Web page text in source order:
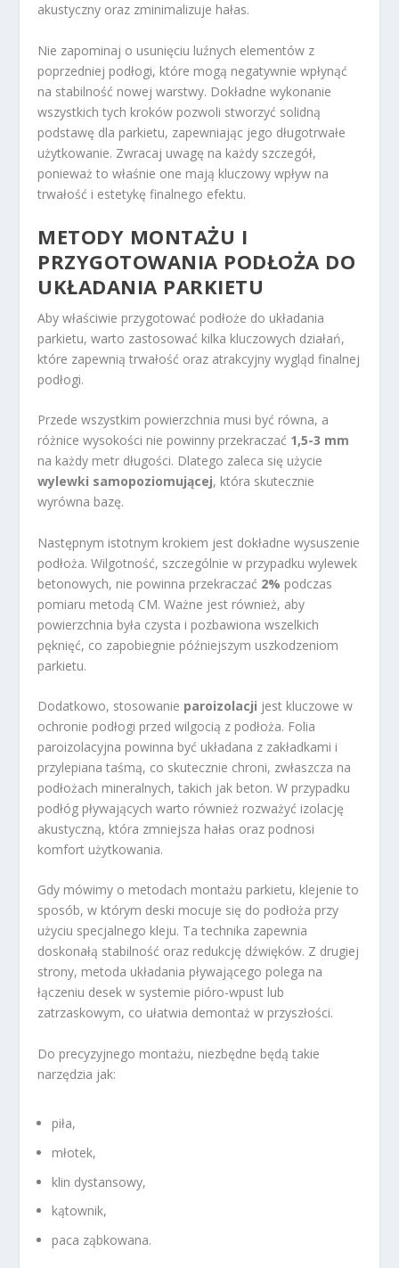
akustyczny oraz zminimalizuje hałas.
Nie zapominaj o usunięciu luźnych elementów z
poprzedniej podłogi, które mogą negatywnie wpłynąć
na stabilność nowej warstwy. Dokładne wykonanie
wszystkich tych kroków pozwoli stworzyć solidną
podstawę dla parkietu, zapewniając jego długotrwałe
użytkowanie. Zwracaj uwagę na każdy szczegół,
ponieważ to właśnie one mają kluczowy wpływ na
trwałość i estetykę finalnego efektu.
METODY MONTAŻU I
PRZYGOTOWANIA PODŁOŻA DO
UKŁADANIA PARKIETU
Aby właściwie przygotować podłoże do układania
parkietu, warto zastosować kilka kluczowych działań,
które zapewnią trwałość oraz atrakcyjny wygląd finalnej
podłogi.
Przede wszystkim powierzchnia musi być równa, a
różnice wysokości nie powinny przekraczać 1,5-3 mm
na każdy metr długości. Dlatego zaleca się użycie
wylewki samopoziomującej, która skutecznie
wyrówna bazę.
Następnym istotnym krokiem jest dokładne wysuszenie
podłoża. Wilgotność, szczególnie w przypadku wylewek
betonowych, nie powinna przekraczać 2% podczas
pomiaru metodą CM. Ważne jest również, aby
powierzchnia była czysta i pozbawiona wszelkich
pęknięć, co zapobiegnie późniejszym uszkodzeniom
parkietu.
Dodatkowo, stosowanie paroizolacji jest kluczowe w
ochronie podłogi przed wilgocią z podłoża. Folia
paroizolacyjna powinna być układana z zakładkami i
przylepiana taśmą, co skutecznie chroni, zwłaszcza na
podłożach mineralnych, takich jak beton. W przypadku
podłóg pływających warto również rozważyć izolację
akustyczną, która zmniejsza hałas oraz podnosi
komfort użytkowania.
Gdy mówimy o metodach montażu parkietu, klejenie to
sposób, w którym deski mocuje się do podłoża przy
użyciu specjalnego kleju. Ta technika zapewnia
doskonałą stabilność oraz redukcję dźwięków. Z drugiej
strony, metoda układania pływającego polega na
łączeniu desek w systemie pióro-wpust lub
zatrzaskowym, co ułatwia demontaż w przyszłości.
Do precyzyjnego montażu, niezbędne będą takie
narzędzia jak:
piła,
młotek,
klin dystansowy,
kątownik,
paca ząbkowana.